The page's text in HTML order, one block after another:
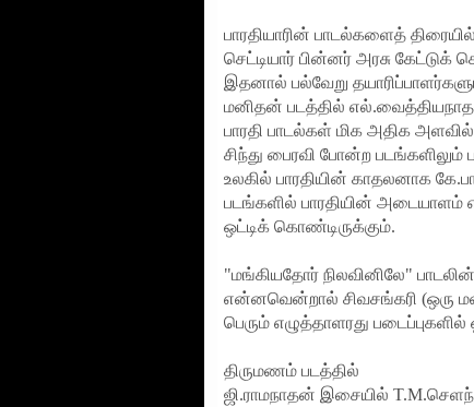
பாரதியாரின் பாடல்களைத்
செட்டியார் பின்னர் அரசு
இதனால் பல்வேறு
மனிதன் படத்தில்
பாரதி பாடல்கள் மிக அதிக
சிந்து பைரவி போன்ற
உலகில் பாரதியின் காதலனாக
படங்களில் பாரதியின் அடையாளம்
ஒட்டிக் கொண்டிருக்கும்.
"மங்கியதோர் நிலவினிலே"
என்னவென்றால் சிவசங்கரி (ஒரு
பெரும் எழுத்தாளரது
திருமணம் படத்தில்
ஜி.ராமநாதன் இசையில்